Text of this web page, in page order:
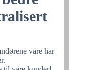
våre har